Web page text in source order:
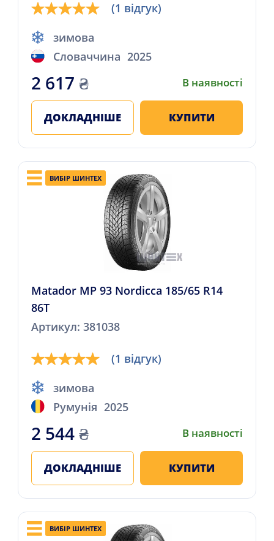
(1 відгук)
зимова
Словаччина 2025
2 617 ₴ В наявності
ДОКЛАДНІШЕ КУПИТИ
ВИБІР ШИНТЕХ
Matador MP 93 Nordicca 185/65 R14
86T
Артикул: 381038
(1 відгук)
зимова
Румунія 2025
2 544₴ В наявності
ДОКЛАДНІШЕ КУПИТИ
ВИБІР ШИНТЕХ